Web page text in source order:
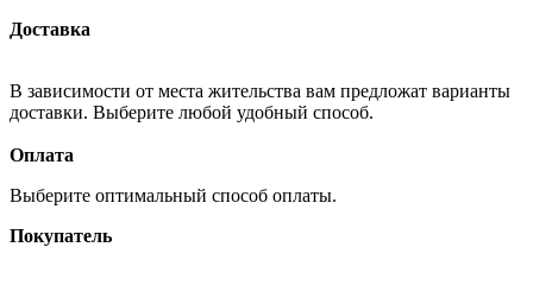
Доставка
В зависимости от места жительства вам предложат варианты
доставки. Выберите любой удобный способ.
Оплата
Выберите оптимальный способ оплаты.
Покупатель